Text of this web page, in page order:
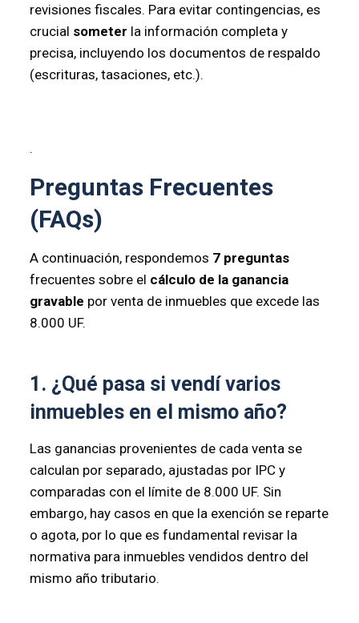
revisiones fiscales. Para evitar contingencias, es
crucial someter la información completa y
precisa, incluyendo los documentos de respaldo
(escrituras, tasaciones, etc.).
.
Preguntas Frecuentes
(FAQs)
A continuación, respondemos 7 preguntas
frecuentes sobre el cálculo de la ganancia
gravable por venta de inmuebles que excede las
8.000 UF.
1. ¿Qué pasa si vendí varios
inmuebles en el mismo año?
Las ganancias provenientes de cada venta se
calculan por separado, ajustadas por IPC y
comparadas con el límite de 8.000 UF. Sin
embargo, hay casos en que la exención se reparte
o agota, por lo que es fundamental revisar la
normativa para inmuebles vendidos dentro del
mismo año tributario.